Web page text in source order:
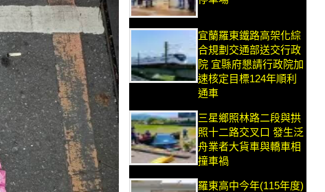
宜蘭羅東鐵路高架化綜
合規劃交通部送交行政
院 宜縣府懇請行政院加
速核定目標124年順利
通車
三星鄉照林路二段與拱
照十二路交叉口 發生泛
舟業者大貨車與轎車相
撞車禍
羅東高中今年(115年度)